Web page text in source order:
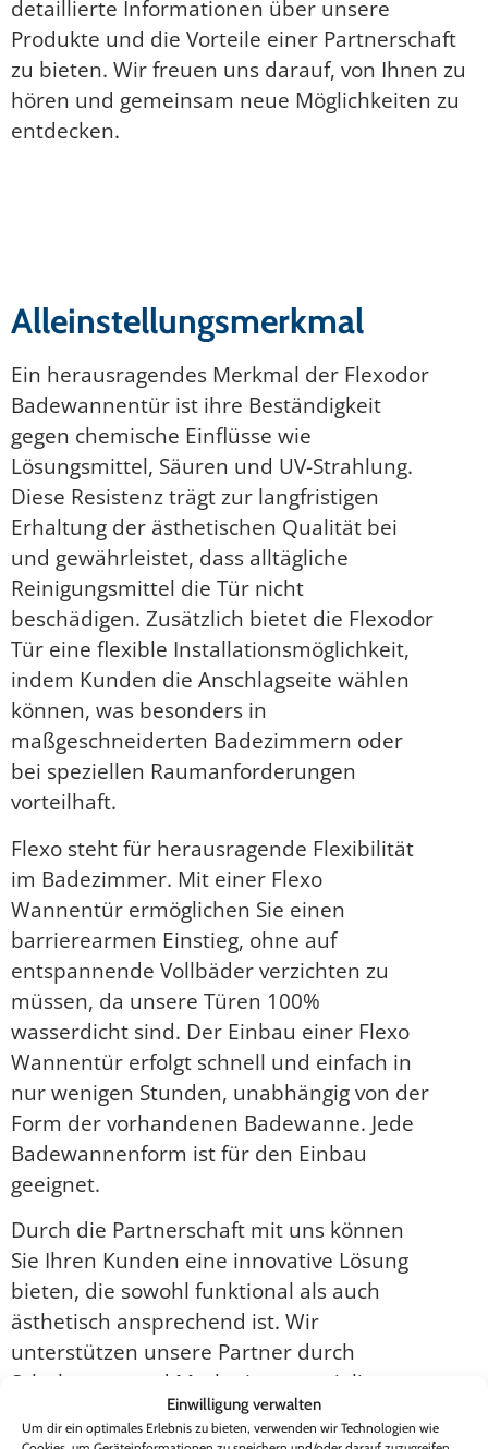
Einwilligung verwalten
Um dir ein optimales Erlebnis zu bieten, verwenden wir Technologien wie
detaillierte Informationen über unsere
Produkte und die Vorteile einer Partnerschaft
zu bieten. Wir freuen uns darauf, von Ihnen zu
hören und gemeinsam neue Möglichkeiten zu
entdecken.
Alleinstellungsmerkmal
Ein herausragendes Merkmal der Flexodor
Badewannentür ist ihre Beständigkeit
gegen chemische Einflüsse wie
Lösungsmittel, Säuren und UV-Strahlung.
Diese Resistenz trägt zur langfristigen
Erhaltung der ästhetischen Qualität bei
und gewährleistet, dass alltägliche
Reinigungsmittel die Tür nicht
beschädigen. Zusätzlich bietet die Flexodor
Tür eine flexible Installationsmöglichkeit,
indem Kunden die Anschlagseite wählen
können, was besonders in
maßgeschneiderten Badezimmern oder
bei speziellen Raumanforderungen
vorteilhaft.
Flexo steht für herausragende Flexibilität
im Badezimmer. Mit einer Flexo
Wannentür ermöglichen Sie einen
barrierearmen Einstieg, ohne auf
entspannende Vollbäder verzichten zu
müssen, da unsere Türen 100%
wasserdicht sind. Der Einbau einer Flexo
Wannentür erfolgt schnell und einfach in
nur wenigen Stunden, unabhängig von der
Form der vorhandenen Badewanne. Jede
Badewannenform ist für den Einbau
geeignet.
Durch die Partnerschaft mit uns können
Sie Ihren Kunden eine innovative Lösung
bieten, die sowohl funktional als auch
ästhetisch ansprechend ist. Wir
unterstützen unsere Partner durch
Schulungen und Marketingmaterialien, um
sicherzustellen, dass sie optimal auf die